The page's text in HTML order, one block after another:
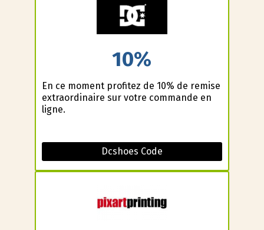
10%
En ce moment profitez de 10% de remise
extraordinaire sur votre commande en
ligne.
Dcshoes Code